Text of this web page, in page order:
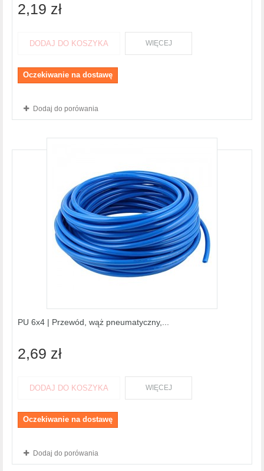
2,19 zł
DODAJ DO KOSZYKA WIĘCEJ
Oczekiwanie na dostawę
Dodaj do porówania
PU 6x4 | Przewód, wąż pneumatyczny,...
2,69 zł
DODAJ DO KOSZYKA WIĘCEJ
Oczekiwanie na dostawę
Dodaj do porówania